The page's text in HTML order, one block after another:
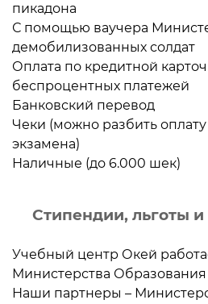
пикадона
С помощью ваучера
демобилизованных солдат
Оплата по кредитной
беспроцентных платежей
Банковский перевод
Чеки (можно разбить
экзамена)
Наличные (до 6.000 шек)
Стипендии, льготы и
Учебный центр Окей
Министерства Образования
Наши партнеры –